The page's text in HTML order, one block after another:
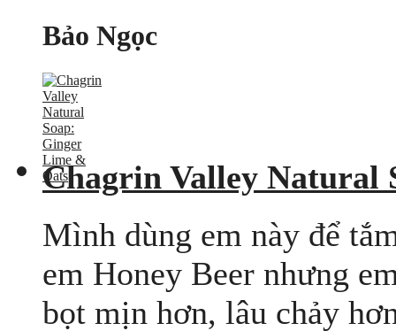
Bảo Ngọc
Chagrin Valley Natural
Mình dùng em này để
em Honey Beer nhưng
bọt mịn hơn, lâu chảy